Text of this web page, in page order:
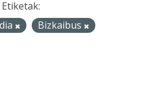
Etiketak:
Bizkaibus